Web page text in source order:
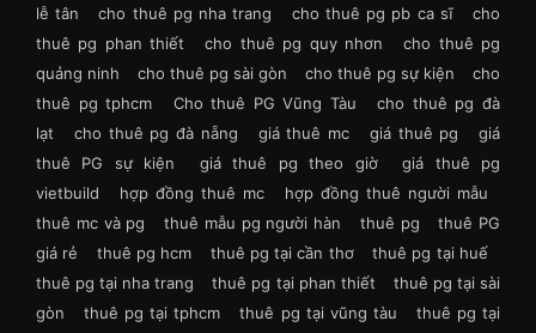
lễ tân
cho thuê pg nha trang cho thuê pg pb ca sĩ
cho
thuê pg phan thiết
cho thuê pg quy nhơn
cho thuê pg
quảng ninh
cho thuê pg sài gòn cho thuê pg sự kiện
cho
thuê pg tphcm
Cho thuê PG Vũng Tàu
cho thuê pg đà
lạt
cho thuê pg đà nẵng giá thuê mc giá thuê pg
giá
thuê PG sự kiện
giá thuê pg theo giờ
giá thuê pg
vietbuild
hợp đồng thuê mc
hợp đồng thuê người mẫu
thuê mc và pg
thuê mẫu pg người hàn thuê pg
thuê PG
giá rẻ
thuê pg hcm thuê pg tại cần thơ
thuê pg tại huế
thuê pg tại nha trang
thuê pg tại phan thiết
thuê pg tại sài
gòn
thuê pg tại tphcm thuê pg tại vũng tàu
thuê pg tại